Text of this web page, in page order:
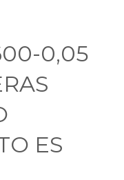
0,05
ES